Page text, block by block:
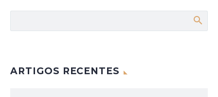
ARTIGOS RECENTES